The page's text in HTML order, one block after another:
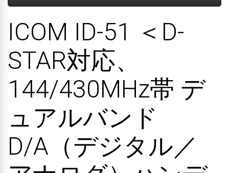
ICOM ID-51 ＜D-
STAR対応、
144/430MHz帯 デ
ュアルバンド
D/A（デジタル／